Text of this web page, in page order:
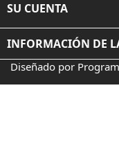
SU CUENTA
INFORMACIÓN DE
Diseñado por